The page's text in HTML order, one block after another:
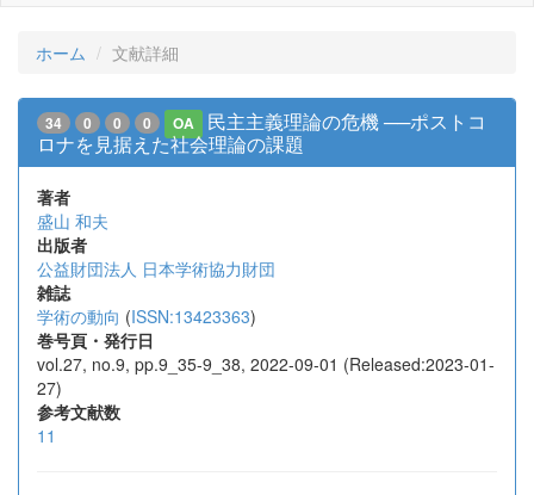
ホーム 文献詳細
34 0 0 0 OA
民主主義理論の危機 ──ポストコ
ロナを見据えた社会理論の課題
著者
盛山 和夫
出版者
公益財団法人 日本学術協力財団
雑誌
学術の動向 (ISSN:13423363)
巻号頁・発行日
vol.27, no.9, pp.9_35-9_38, 2022-09-01 (Released:2023-01-
27)
参考文献数
11